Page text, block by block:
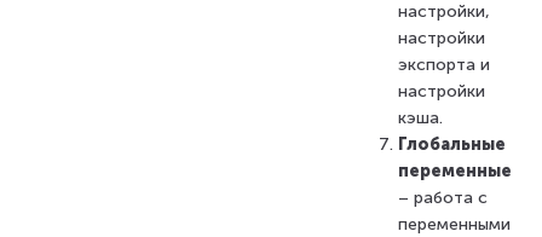
настройки,
настройки
экспорта и
настройки
кэша.
Глобальные
переменные
– работа с
переменными